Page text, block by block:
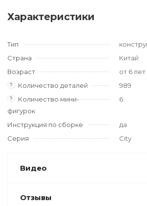
Характеристики
Тип
Страна
Китай
Возраст
от 6 лет
? Количество деталей 989
?
Количество мини-
фигурок
6
Инструкция по сборке
да
Серия
City
Видео
Отзывы